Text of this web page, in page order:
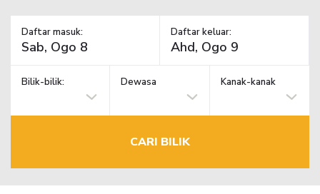
Daftar masuk: Daftar keluar:
Bilik-bilik: Dewasa Kanak-kanak
CARI BILIK